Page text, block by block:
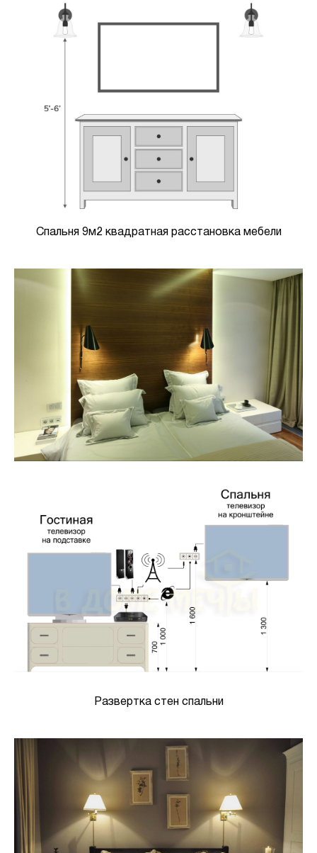
Спальня 9м2 квадратная расстановка мебели
Развертка стен спальни